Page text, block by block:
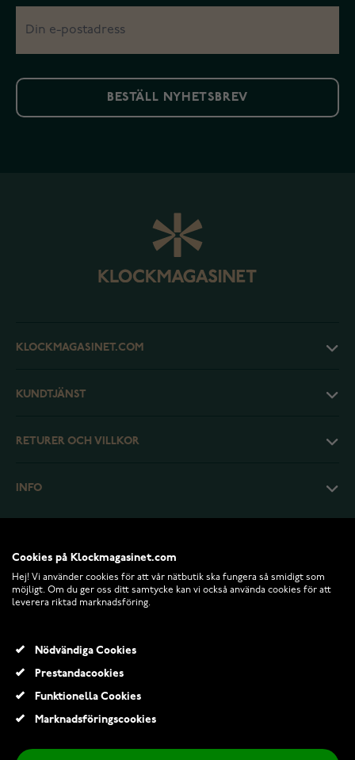
BESTÄLL NYHETSBREV
KLOCKMAGASINET.COM
KUNDTJÄNST
RETURER OCH VILLKOR
INFO
© 2026 Klockmagasinet.com
Cookies på Klockmagasinet.com
Hej! Vi använder cookies för att vår nätbutik ska fungera så smidigt som
möjligt. Om du ger oss ditt samtycke kan vi också använda cookies för att
leverera riktad marknadsföring.
Nödvändiga Cookies
Prestandacookies
Funktionella Cookies
Marknadsföringscookies